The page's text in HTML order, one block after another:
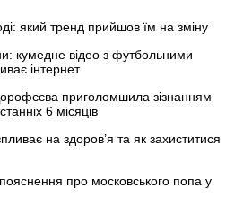
який тренд прийшов їм на зміну
кумедне відео з футбольними
інтернет
приголомшила зізнанням
6 місяців
на здоров’я та як захиститися
про московського попа у